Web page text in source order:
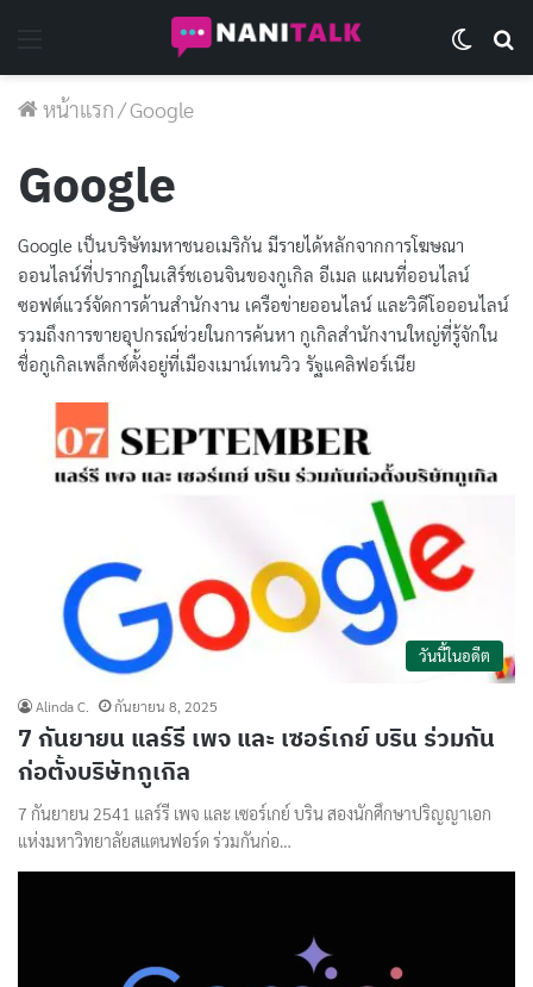
หน้าแรก/Google
Google
Google เป็นบริษัทมหาชนอเมริกัน มีรายได้หลักจากการโฆษณา
ออนไลน์ที่ปรากฏในเสิร์ชเอนจินของกูเกิล อีเมล แผนที่ออนไลน์
ซอฟต์แวร์จัดการด้านสำนักงาน เครือข่ายออนไลน์ และวิดีโอออนไลน์
รวมถึงการขายอุปกรณ์ช่วยในการค้นหา กูเกิลสำนักงานใหญ่ที่รู้จักใน
ชื่อกูเกิลเพล็กซ์ตั้งอยู่ที่เมืองเมาน์เทนวิว รัฐแคลิฟอร์เนีย
วันนี้ในอดีต
Alinda C. กันยายน 8, 2025
7 กันยายน แลร์รี เพจ และ เซอร์เกย์ บริน ร่วมกัน
ก่อตั้งบริษัทกูเกิล
7 กันยายน 2541 แลร์รี เพจ และ เซอร์เกย์ บริน สองนักศึกษาปริญญาเอก
แห่งมหาวิทยาลัยสแตนฟอร์ด ร่วมกันก่อ…